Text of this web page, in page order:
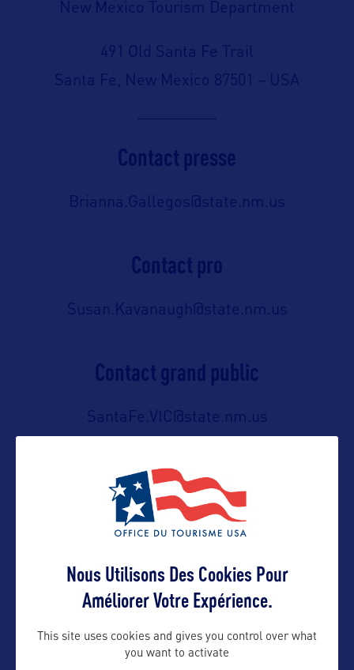
New Mexico Tourism Department
491 Old Santa Fe Trail
Santa Fe, New Mexico 87501 – USA
Contact presse
Brianna.Gallegos@state.nm.us
Contact pro
Susan.Kavanaugh@state.nm.us
Contact grand public
SantaFe.VIC@state.nm.us
Suivre
Nous Utilisons Des Cookies Pour
Améliorer Votre Expérience.
This site uses cookies and gives you control over what
you want to activate